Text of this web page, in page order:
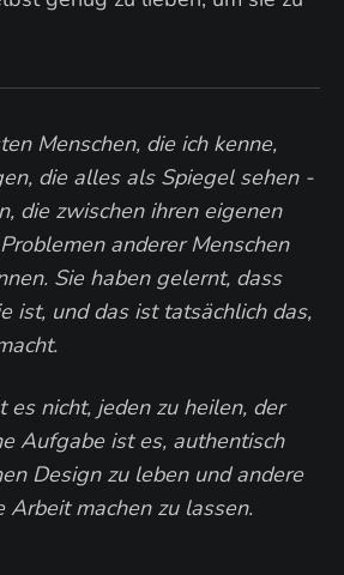
Menschen, die ich kenne,
die alles als Spiegel sehen -
die zwischen ihren eigenen
anderer Menschen
Sie haben gelernt, dass
ist, und das ist tatsächlich das,
nicht, jeden zu heilen, der
Aufgabe ist es, authentisch
Design zu leben und andere
Arbeit machen zu lassen.